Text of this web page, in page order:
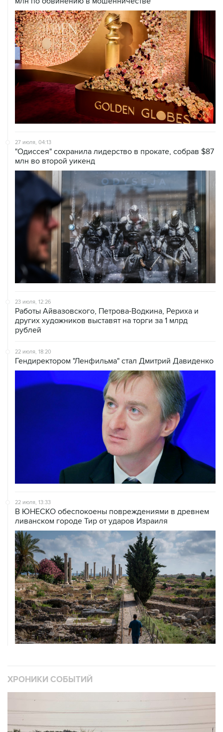
27 июля, 04:13
"Одиссея" сохранила лидерство в прокате, собрав $87
млн во второй уикенд
23 июля, 12:26
Работы Айвазовского, Петрова-Водкина, Рериха и
других художников выставят на торги за 1 млрд
рублей
22 июля, 18:20
Гендиректором "Ленфильма" стал Дмитрий Давиденко
22 июля, 13:33
В ЮНЕСКО обеспокоены повреждениями в древнем
ливанском городе Тир от ударов Израиля
ХРОНИКИ СОБЫТИЙ